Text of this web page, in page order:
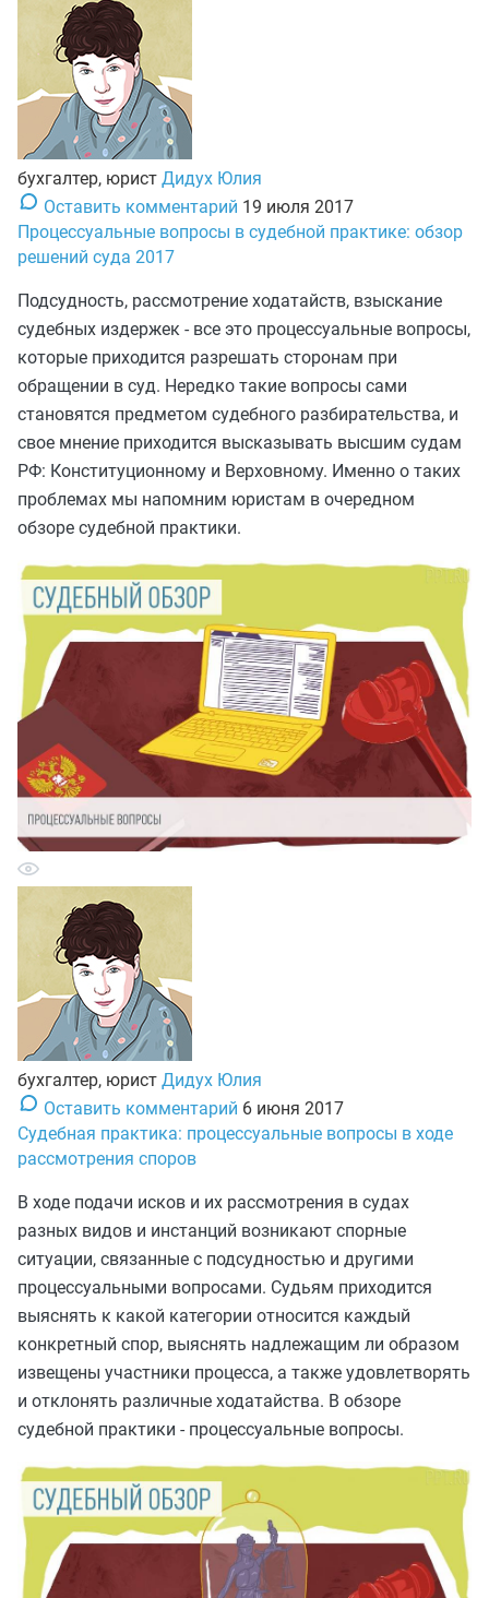
бухгалтер, юрист Дидух Юлия
Оставить комментарий 19 июля 2017
Процессуальные вопросы в судебной практике: обзор
решений суда 2017
Подсудность, рассмотрение ходатайств, взыскание
судебных издержек - все это процессуальные вопросы,
которые приходится разрешать сторонам при
обращении в суд. Нередко такие вопросы сами
становятся предметом судебного разбирательства, и
свое мнение приходится высказывать высшим судам
РФ: Конституционному и Верховному. Именно о таких
проблемах мы напомним юристам в очередном
обзоре судебной практики.
бухгалтер, юрист Дидух Юлия
Оставить комментарий 6 июня 2017
Судебная практика: процессуальные вопросы в ходе
рассмотрения споров
В ходе подачи исков и их рассмотрения в судах
разных видов и инстанций возникают спорные
ситуации, связанные с подсудностью и другими
процессуальными вопросами. Судьям приходится
выяснять к какой категории относится каждый
конкретный спор, выяснять надлежащим ли образом
извещены участники процесса, а также удовлетворять
и отклонять различные ходатайства. В обзоре
судебной практики - процессуальные вопросы.